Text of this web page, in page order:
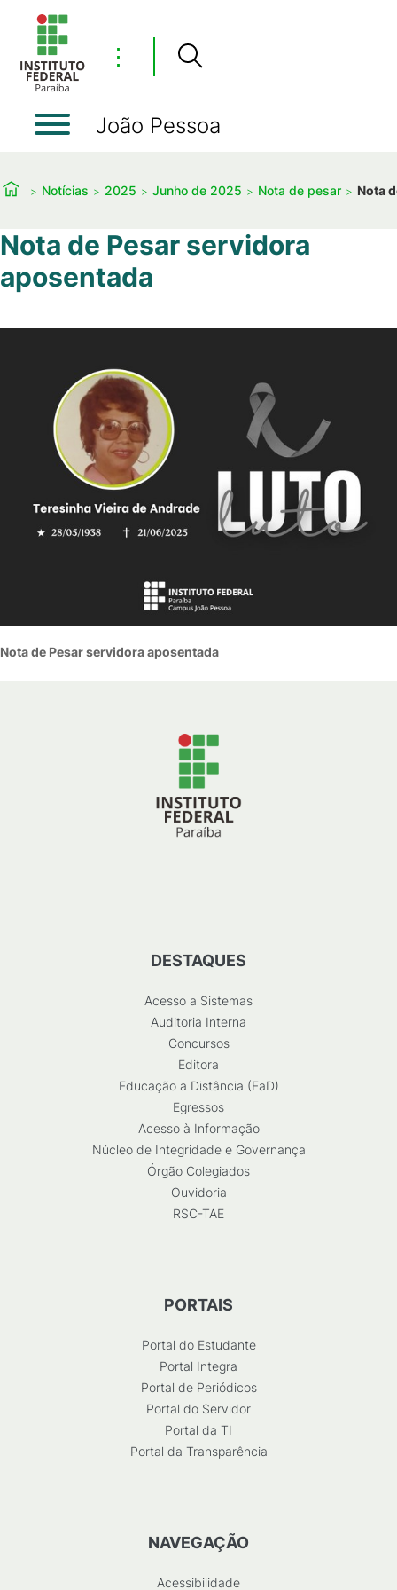
⋮
João Pessoa
Notícias 2025 Junho de 2025 Nota de pesar Nota
Nota de Pesar servidora
aposentada
Nota de Pesar servidora aposentada
DESTAQUES
Acesso a Sistemas
Auditoria Interna
Concursos
Editora
Educação a Distância (EaD)
Egressos
Acesso à Informação
Núcleo de Integridade e Governança
Órgão Colegiados
Ouvidoria
RSC-TAE
PORTAIS
Portal do Estudante
Portal Integra
Portal de Periódicos
Portal do Servidor
Portal da TI
Portal da Transparência
NAVEGAÇÃO
Acessibilidade